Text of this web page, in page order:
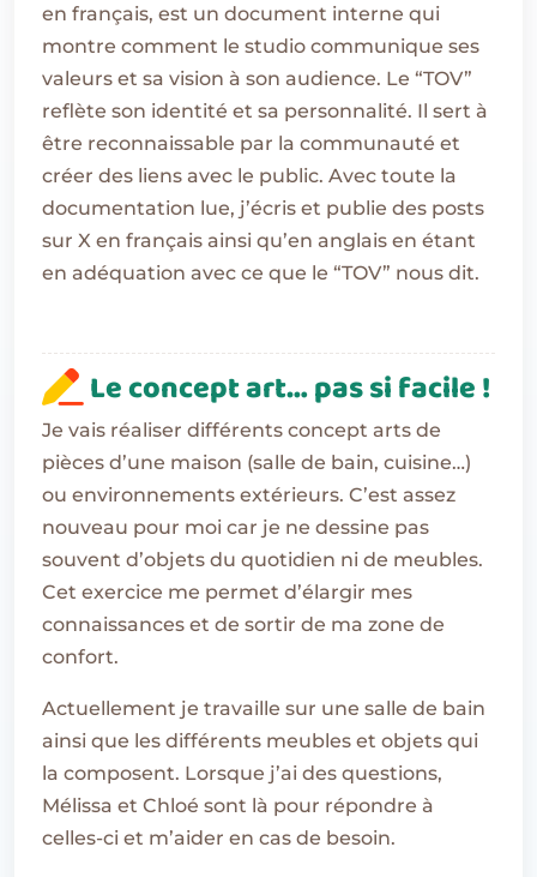
en français, est un document interne qui
montre comment le studio communique ses
valeurs et sa vision à son audience. Le “TOV”
reflète son identité et sa personnalité. Il sert à
être reconnaissable par la communauté et
créer des liens avec le public. Avec toute la
documentation lue, j’écris et publie des posts
sur X en français ainsi qu’en anglais en étant
en adéquation avec ce que le “TOV” nous dit.
Le concept art… pas si facile !
Je vais réaliser différents concept arts de
pièces d’une maison (salle de bain, cuisine…)
ou environnements extérieurs. C’est assez
nouveau pour moi car je ne dessine pas
souvent d’objets du quotidien ni de meubles.
Cet exercice me permet d’élargir mes
connaissances et de sortir de ma zone de
confort.
Actuellement je travaille sur une salle de bain
ainsi que les différents meubles et objets qui
la composent. Lorsque j’ai des questions,
Mélissa et Chloé sont là pour répondre à
celles-ci et m’aider en cas de besoin.